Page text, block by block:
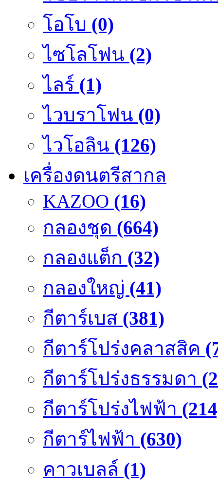
โอโบ (0)
ไซโลโฟน (2)
ไลร์ (1)
ไวบราโฟน (0)
ไวโอลิน (126)
เครื่องดนตรีสากล
KAZOO (16)
กลองชุด (664)
กลองแต็ก (32)
กลองใหญ่ (41)
กีตาร์เบส (381)
กีตาร์โปร่งคลาสสิค
กีตาร์โปร่งธรรมดา
กีตาร์โปร่งไฟฟ้า
กีตาร์ไฟฟ้า (630)
คาวเบลล์ (1)